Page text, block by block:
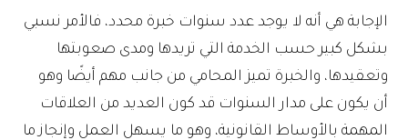
الإجابة هي أنه لا يوجد عدد سنوات خبرة محدد، فالأمر نسبي
بشكل كبير حسب الخدمة التي تريدها ومدى صعوبتها
وتعقيدها، والخبرة تميز المحامي من جانب مهم أيضًا وهو
أن يكون على مدار السنوات قد كون العديد من العلاقات
المهمة بالأوساط القانونية، وهو ما يسهل العمل وإنجاز ما